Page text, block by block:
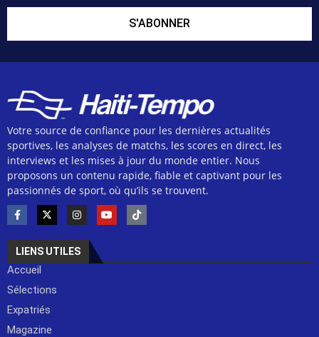
S'ABONNER
Votre source de confiance pour les dernières actualités
sportives, les analyses de matchs, les scores en direct, les
interviews et les mises à jour du monde entier. Nous
proposons un contenu rapide, fiable et captivant pour les
passionnés de sport, où qu’ils se trouvent.
LIENS UTILES
Accueil
Sélections
Expatriés
Magazine